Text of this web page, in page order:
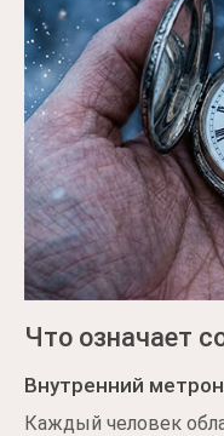
Что означает
Внутренний
Каждый человек